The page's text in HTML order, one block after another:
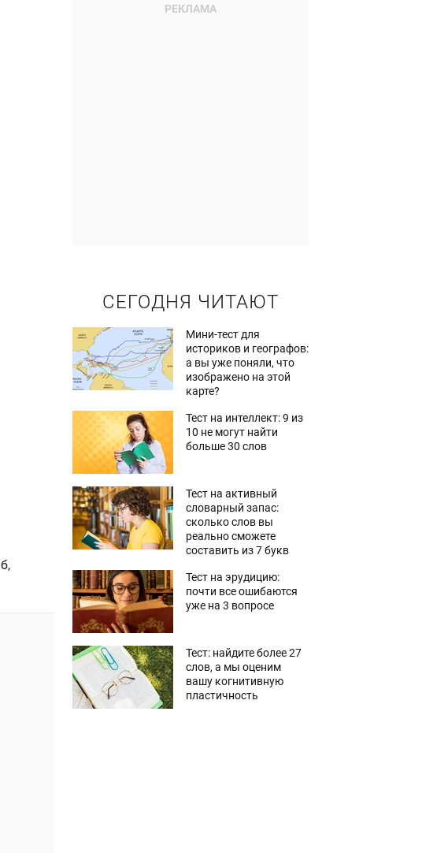
СЕГОДНЯ ЧИТАЮТ
Мини-тест для
историков и географов:
а вы уже поняли, что
изображено на этой
карте?
Тест на интеллект: 9 из
10 не могут найти
больше 30 слов
Тест на активный
словарный запас:
сколько слов вы
реально сможете
составить из 7 букв
Тест на эрудицию:
почти все ошибаются
уже на 3 вопросе
Тест: найдите более 27
слов, а мы оценим
вашу когнитивную
пластичность